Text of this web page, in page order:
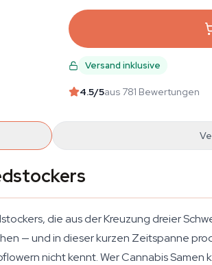
Versand inklusive
4.5/5aus 781 Bewertungen
die aus der Kreuzung dreier
— und in dieser kurzen Zeitspanne
nicht kennt. Wer Cannabis Samen